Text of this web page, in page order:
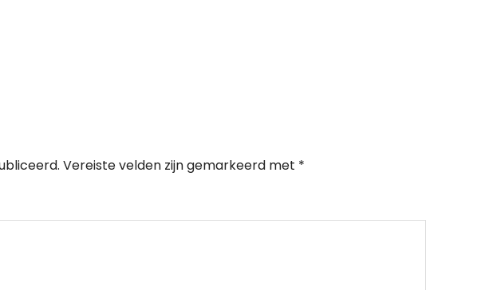
Vereiste velden zijn gemarkeerd met *